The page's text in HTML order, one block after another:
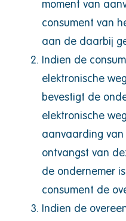
moment van
consument van
aan de daarbij
Indien de
elektronische
bevestigt de
elektronische
aanvaarding
ontvangst van
de ondernemer
consument de
Indien de